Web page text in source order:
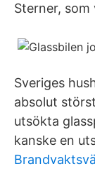
Sterner,
Sveriges
absolut
utsökta
kanske en